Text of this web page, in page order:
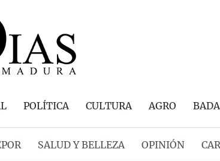
POLÍTICA CULTURA AGRO
SALUD Y BELLEZA OPINIÓN